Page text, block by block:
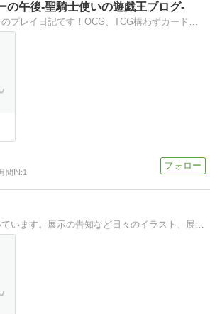
の午後-聖騎士使いの遊戯王ブログ-
遊戯王やポケモンのプレイ日記です！OCG、TCG構わずカードを紹介しています！
月間IN:1
白黒ペン画を描いています。展示の告知など日々のイラスト、展示の告知、好きな絵画、作品文学。時々ガンダム。